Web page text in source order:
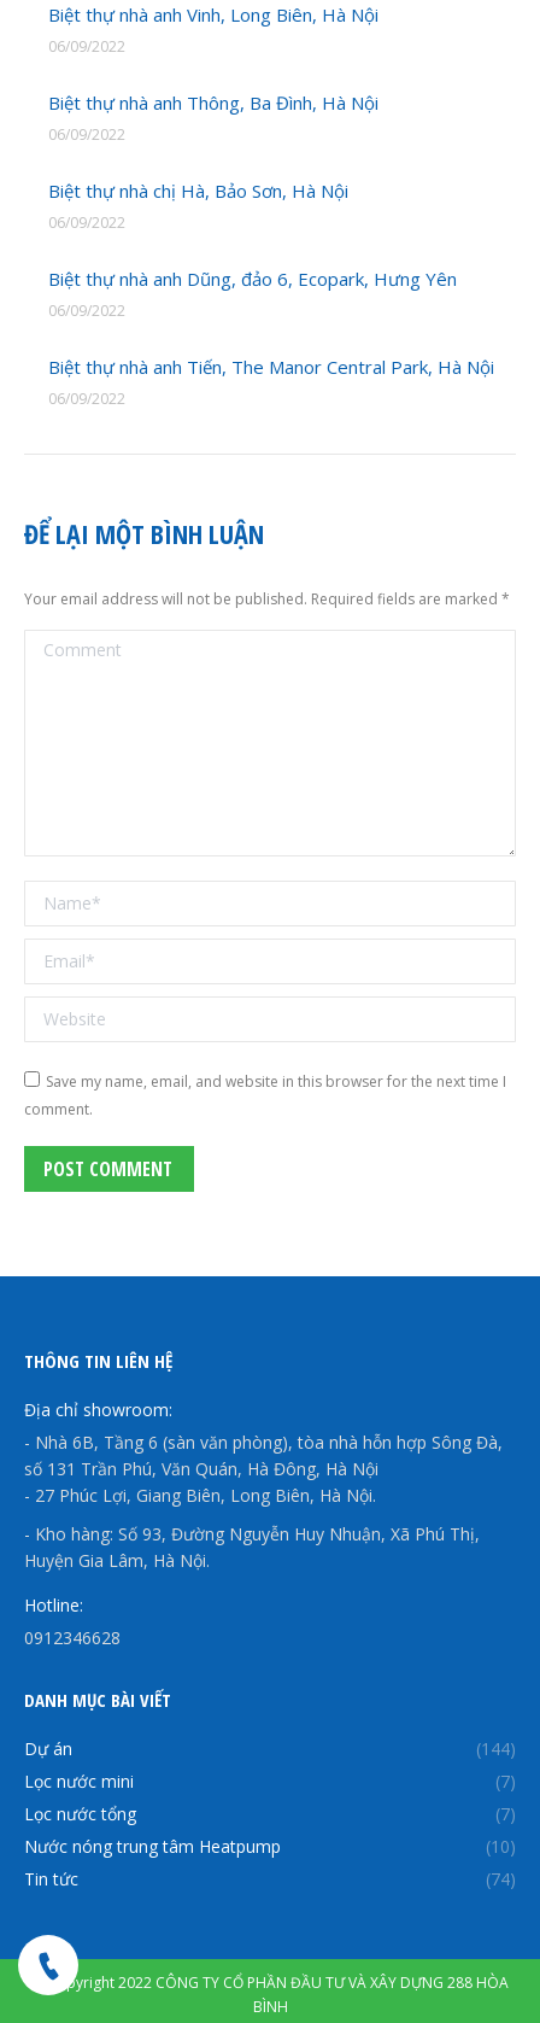
Biệt thự nhà anh Vinh, Long Biên, Hà Nội
06/09/2022
Biệt thự nhà anh Thông, Ba Đình, Hà Nội
06/09/2022
Biệt thự nhà chị Hà, Bảo Sơn, Hà Nội
06/09/2022
Biệt thự nhà anh Dũng, đảo 6, Ecopark, Hưng Yên
06/09/2022
Biệt thự nhà anh Tiến, The Manor Central Park, Hà Nội
06/09/2022
ĐỂ LẠI MỘT BÌNH LUẬN
Your email address will not be published. Required fields are marked *
Comment
Name *
Email *
Website
Save my name, email, and website in this browser for the next time I
comment.
POST COMMENT
THÔNG TIN LIÊN HỆ
Địa chỉ showroom:
- Nhà 6B, Tầng 6 (sàn văn phòng), tòa nhà hỗn hợp Sông Đà,
số 131 Trần Phú, Văn Quán, Hà Đông, Hà Nội
- 27 Phúc Lợi, Giang Biên, Long Biên, Hà Nội.
- Kho hàng: Số 93, Đường Nguyễn Huy Nhuận, Xã Phú Thị,
Huyện Gia Lâm, Hà Nội.
Hotline:
0912346628
DANH MỤC BÀI VIẾT
Dự án
(144)
Lọc nước mini
(7)
Lọc nước tổng
(7)
Nước nóng trung tâm Heatpump
(10)
Tin tức
(74)
© Copyright 2022 CÔNG TY CỔ PHẦN ĐẦU TƯ VÀ XÂY DỰNG 288 HÒA
BÌNH